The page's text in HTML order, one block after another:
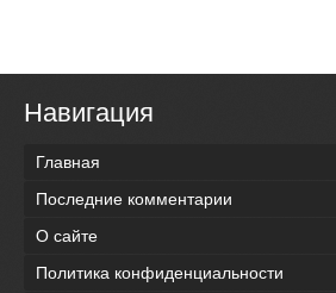
Навигация
Главная
Последние комментарии
О сайте
Политика конфиденциальности